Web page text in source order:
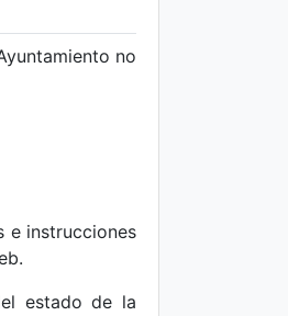
no
e instrucciones
estado de la